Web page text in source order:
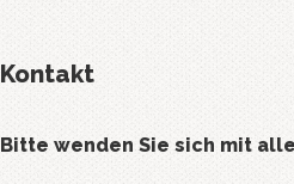
Kontakt
Bitte wenden Sie sich mit